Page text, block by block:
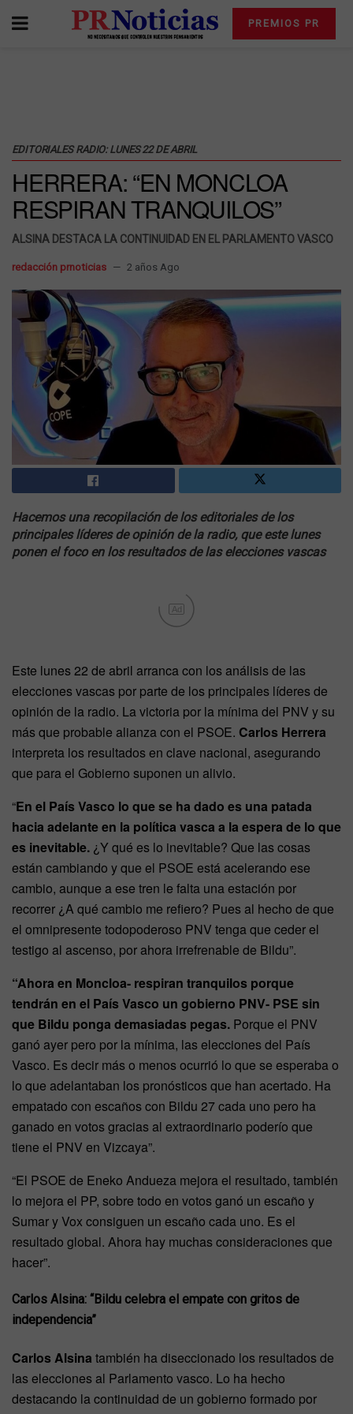
PREMIOS PR
EDITORIALES RADIO: LUNES 22 DE ABRIL
HERRERA: “EN MONCLOA
RESPIRAN TRANQUILOS”
ALSINA DESTACA LA CONTINUIDAD EN EL PARLAMENTO VASCO
redacción prnoticias 2 años Ago
Hacemos una recopilación de los editoriales de los
principales líderes de opinión de la radio, que este lunes
ponen el foco en los resultados de las elecciones vascas
Ad
Este lunes 22 de abril arranca con los análisis de las
elecciones vascas por parte de los principales líderes de
opinión de la radio. La victoria por la mínima del PNV y su
más que probable alianza con el PSOE. Carlos Herrera
interpreta los resultados en clave nacional, asegurando
que para el Gobierno suponen un alivio.
“En el País Vasco lo que se ha dado es una patada
hacia adelante en la política vasca a la espera de lo que
es inevitable. ¿Y qué es lo inevitable? Que las cosas
están cambiando y que el PSOE está acelerando ese
cambio, aunque a ese tren le falta una estación por
recorrer ¿A qué cambio me refiero? Pues al hecho de que
el omnipresente todopoderoso PNV tenga que ceder el
testigo al ascenso, por ahora irrefrenable de Bildu”.
“Ahora en Moncloa- respiran tranquilos porque
tendrán en el País Vasco un gobierno PNV- PSE sin
que Bildu ponga demasiadas pegas. Porque el PNV
ganó ayer pero por la mínima, las elecciones del País
Vasco. Es decir más o menos ocurrió lo que se esperaba o
lo que adelantaban los pronósticos que han acertado. Ha
empatado con escaños con Bildu 27 cada uno pero ha
ganado en votos gracias al extraordinario poderío que
tiene el PNV en Vizcaya”.
“El PSOE de Eneko Andueza mejora el resultado, también
lo mejora el PP, sobre todo en votos ganó un escaño y
Sumar y Vox consiguen un escaño cada uno. Es el
resultado global. Ahora hay muchas consideraciones que
hacer”.
Carlos Alsina: “Bildu celebra el empate con gritos de
independencia”
Carlos Alsina también ha diseccionado los resultados de
las elecciones al Parlamento vasco. Lo ha hecho
destacando la continuidad de un gobierno formado por